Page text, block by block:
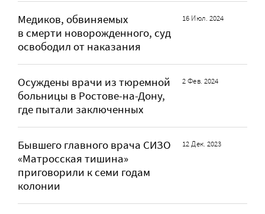
Медиков, обвиняемых
в смерти новорожденного, суд
освободил от наказания
16 Июл. 2024
Осуждены врачи из тюремной
больницы в Ростове-на-Дону,
где пытали заключенных
2 Фев. 2024
Бывшего главного врача СИЗО
«Матросская тишина»
приговорили к семи годам
колонии
12 Дек. 2023